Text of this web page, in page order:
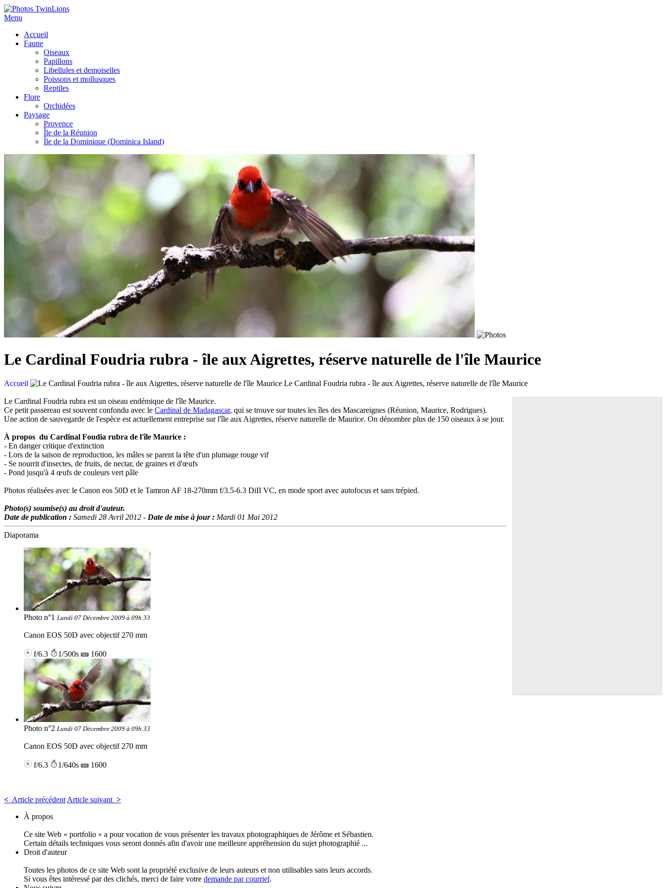
Menu
Accueil
Faune
Oiseaux
Papillons
Libellules et demoiselles
Poissons et mollusques
Reptiles
Flore
Orchidées
Paysage
Provence
Île de la Réunion
Île de la Dominique (Dominica Island)
Le Cardinal Foudria rubra - île aux Aigrettes, réserve naturelle de l'île Maurice
Accueil Le Cardinal Foudria rubra - île aux Aigrettes, réserve naturelle de l'île Maurice
Le Cardinal Foudria rubra est un oiseau endémique de l'île Maurice.
Ce petit passereau est souvent confondu avec le Cardinal de Madagascar, qui se trouve sur toutes les îles des Mascareignes (Réunion, Maurice, Rodrigues).
Une action de sauvegarde de l'espèce est actuellement entreprise sur l'île aux Aigrettes, réserve naturelle de Maurice. On dénombre plus de 150 oiseaux à se jour.
À propos du Cardinal Foudia rubra de l'île Maurice :
- En danger critique d'extinction
- Lors de la saison de reproduction, les mâles se parent la tête d'un plumage rouge vif
- Se nourrit d'insectes, de fruits, de nectar, de graines et d'œufs
- Pond jusqu'à 4 œufs de couleurs vert pâle
Photos réalisées avec le Canon eos 50D et le Tamron AF 18-270mm f/3.5-6.3 DiII VC, en mode sport avec autofocus et sans trépied.
Photo(s) soumise(s) au droit d'auteur.
Date de publication : Samedi 28 Avril 2012 - Date de mise à jour : Mardi 01 Mai 2012
Diaporama
Photo n°1 Lundi 07 Décembre 2009 à 09h 33
Canon EOS 50D avec objectif 270 mm
f/6.3 1/500s 1600
Photo n°2 Lundi 07 Décembre 2009 à 09h 33
Canon EOS 50D avec objectif 270 mm
f/6.3 1/640s 1600
< Article précédent Article suivant >
À propos
Ce site Web « portfolio » a pour vocation de vous présenter les travaux photographiques de Jérôme et Sébastien.
Certain détails techniques vous seront donnés afin d'avoir une meilleure appréhension du sujet photographié ...
Droit d'auteur
Toutes les photos de ce site Web sont la propriété exclusive de leurs auteurs et non utilisables sans leurs accords.
Si vous êtes intéressé par des clichés, merci de faire votre demande par courriel.